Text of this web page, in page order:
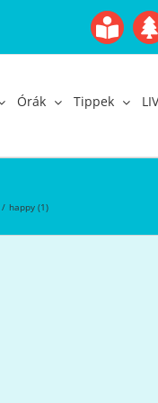
Órák Tippek
happy (1)